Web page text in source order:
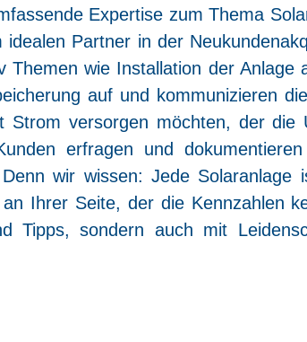
Exper­ti­se zum The­ma
idea­len Part­ner in der
The­men wie Instal­la­ti­on der
auf und kom­mu­ni­zie­ren
Strom ver­sor­gen möch­ten, der die
erfra­gen und
wir wis­sen: Jede Solar­an­la­ge
Ihrer Sei­te, der die Kenn­zah­len
Tipps, son­dern auch mit